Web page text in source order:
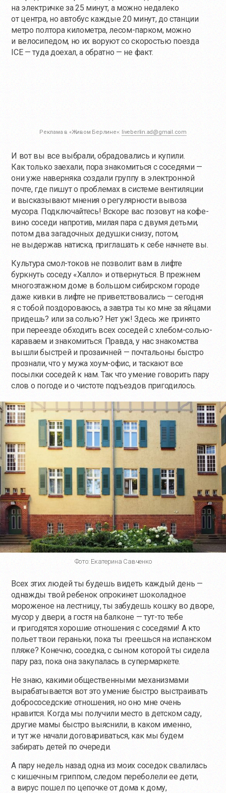
на электричке за 25 минут, а можно недалеко
от центра, но автобус каждые 20 минут, до станции
метро полтора километра, лесом-парком, можно
и велосипедом, но их воруют со скоростью поезда
ICE — туда доехал, а обратно — не факт.
Реклама в «Живом Берлине»: liveberlin.ad@gmail.com
И вот вы все выбрали, обрадовались и купили.
Как только заехали, пора знакомиться с соседями —
они уже наверняка создали группу в электронной
почте, где пишут о проблемах в системе вентиляции
и высказывают мнения о регулярности вывоза
мусора. Подключайтесь! Вскоре вас позовут на кофе-
вино соседи напротив, милая пара с двумя детьми,
потом два загадочных дедушки снизу, потом,
не выдержав натиска, приглашать к себе начнете вы.
Культура смол-токов не позволит вам в лифте
буркнуть соседу «Халло» и отвернуться. В прежнем
многоэтажном доме в большом сибирском городе
даже кивки в лифте не приветствовались — сегодня
я с тобой поздороваюсь, а завтра ты ко мне за яйцами
придешь? или за солью? Нет уж! Здесь же принято
при переезде обходить всех соседей с хлебом-солью-
караваем и знакомиться. Правда, у нас знакомства
вышли быстрей и прозаичней — почтальоны быстро
прознали, что у мужа хоум-офис, и таскают все
посылки соседей к нам. Так что умение говорить пару
слов о погоде и о чистоте подъездов пригодилось.
Фото: Екатерина Савченко
Всех этих людей ты будешь видеть каждый день —
однажды твой ребенок опрокинет шоколадное
мороженое на лестницу, ты забудешь кошку во дворе,
мусор у двери, а гостя на балконе —тут-тотебе
и пригодятся хорошие отношения с соседями! А кто
польет твои гераньки, пока ты греешься на испанском
пляже? Конечно, соседка, с сыном которой ты сидела
пару раз, пока она закупалась в супермаркете.
Не знаю, какими общественными механизмами
вырабатывается вот это умение быстро выстраивать
добрососедские отношения, но оно мне очень
нравится. Когда мы получили место в детском саду,
другие мамы быстро выяснили, в каком именно,
и тут же начали договариваться, как мы будем
забирать детей по очереди.
А пару недель назад одна из моих соседок свалилась
с кишечным гриппом, следом переболели ее дети,
а вирус пошел по цепочке от дома к дому,